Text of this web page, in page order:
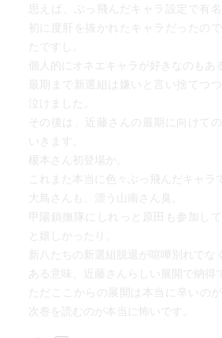
思えば、ぶっ飛んだキャラ設定で有
初に度肝を抜かれたキャラだったの
たですし。
個人的にオネエキャラが好きなのもあ
最期まで新選組は嫌いと言い捨てつ
泣けました。
その後は、近藤さんの最期に向けて
いきます。
榎本さん初登場か。
これまた本当に色々ぶっ飛んだキャラ
大鳥さんも、漂う山南さん臭。
甲陽鎮撫隊にしれっと原田も参加し
と嬉しかったり。
新八たちの新選組脱退が喧嘩別れでな
ある意味、近藤さんらしい展開で納得
ただここからの展開は本当に辛いの
次巻を読むのが本当に怖いです。